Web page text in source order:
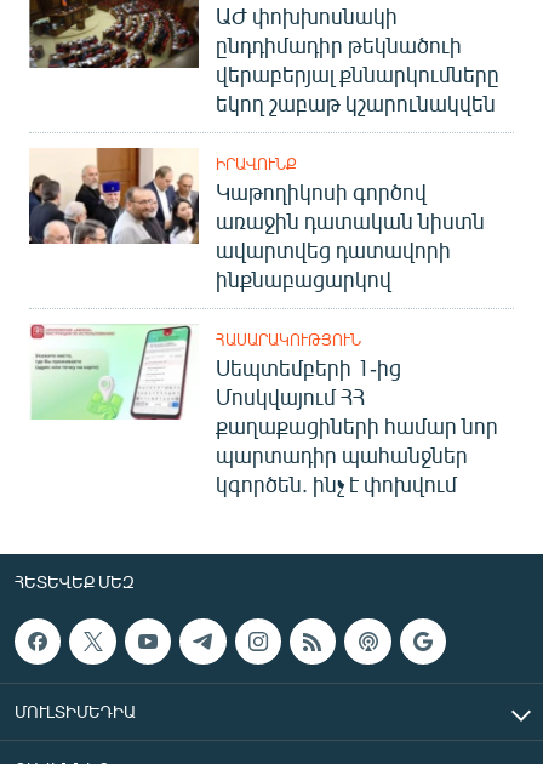
ԱԺ փոխխոսնակի
ընդդիմադիր թեկնածուի
վերաբերյալ քննարկումները
եկող շաբաթ կշարունակվեն
ԻՐԱՎՈՒՆՔ
Կաթողիկոսի գործով
առաջին դատական նիստն
ավարտվեց դատավորի
ինքնաբացարկով
ՀԱՍԱՐԱԿՈՒԹՅՈՒՆ
Սեպտեմբերի 1-ից
Մոսկվայում ՀՀ
քաղաքացիների համար նոր
պարտադիր պահանջներ
կգործեն. ինչ է փոխվում
ՀԵՏԵՎԵՔ ՄԵԶ
ՄՈՒԼՏԻՄԵԴԻԱ